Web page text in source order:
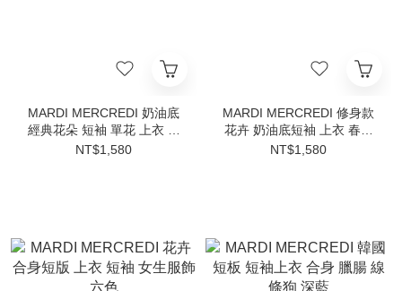
MARDI MERCREDI 奶油底
經典花朵 短袖 單花 上衣 春
夏服飾 韓國代購
NT$1,580
MARDI MERCREDI 修身款
花卉 奶油底短袖 上衣 春夏
服飾 金高銀同款 韓國代購
NT$1,580